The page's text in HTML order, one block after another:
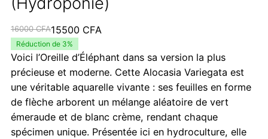
16000CFA
Le
prix
initial
était :
16000 CFA.
15500 CFA
Le
prix
actuel
est :
15500 CFA.
Réduction de 3%
Voici l’Oreille d’Éléphant dans sa version la plus
précieuse et moderne. Cette Alocasia Variegata est
une véritable aquarelle vivante : ses feuilles en forme
de flèche arborent un mélange aléatoire de vert
émeraude et de blanc crème, rendant chaque
spécimen unique. Présentée ici en hydroculture, elle